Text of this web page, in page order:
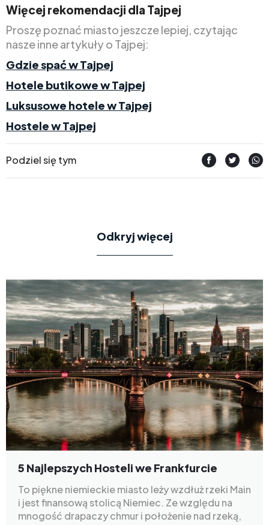
Więcej rekomendacji dla Tajpej
Proszę poznać miasto jeszcze lepiej, czytając
nasze inne artykuły o Tajpej:
Gdzie spać w Tajpej
Hotele butikowe w Tajpej
Luksusowe hotele w Tajpej
Hostele w Tajpej
Podziel się tym
Odkryj więcej
5 Najlepszych Hosteli we Frankfurcie
To piękne niemieckie miasto leży wzdłuż rzeki Main
i jest finansową stolicą Niemiec. Ze względu na
mnogość drapaczy chmur i położenie nad rzeką,